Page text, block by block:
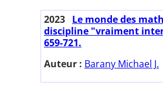
2023 Le monde des
discipline "vraiment
659-721.
Auteur : Barany Michael J.